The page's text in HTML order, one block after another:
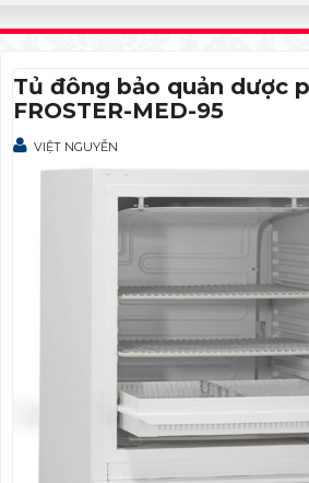
Tủ đông bảo quản dược
FROSTER-MED-95
VIỆT NGUYỄN